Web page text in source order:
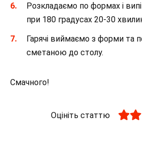
Розкладаємо по формах і
при 180 градусах 20-30
Гарячі виймаємо з форми та
сметаною до столу.
Смачного!
Оцініть статтю